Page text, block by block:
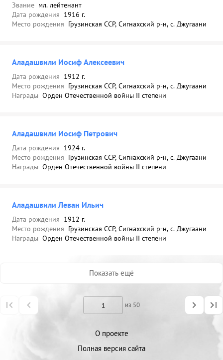
Звание мл. лейтенант
Дата рождения 1916 г.
Место рождения Грузинская ССР, Сигнахский р-н, с. Джугаани
Аладашвили Иосиф Алексеевич
Дата рождения 1912 г.
Место рождения Грузинская ССР, Сигнахский р-н, с. Джугаани
Награды Орден Отечественной войны II степени
Аладашвили Иосиф Петрович
Дата рождения 1924 г.
Место рождения Грузинская ССР, Сигнахский р-н, с. Джугаани
Награды Орден Отечественной войны II степени
Аладашвили Леван Ильич
Дата рождения 1912 г.
Место рождения Грузинская ССР, Сигнахский р-н, с. Джугаани
Награды Орден Отечественной войны II степени
Показать ещё
из 50
О проекте
Полная версия сайта